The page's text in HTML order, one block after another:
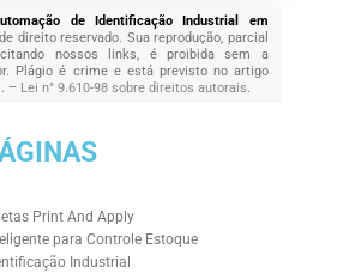
de Identificação Industrial em
direito reservado. Sua reprodução, parcial
nossos links, é proibida sem a
Plágio é crime e está previsto no artigo
– Lei n° 9.610-98 sobre direitos autorais.
Print And Apply
para Controle Estoque
Industrial